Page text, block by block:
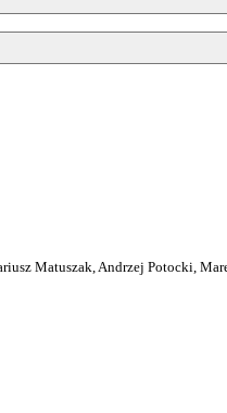
Matuszak, Andrzej Potocki,